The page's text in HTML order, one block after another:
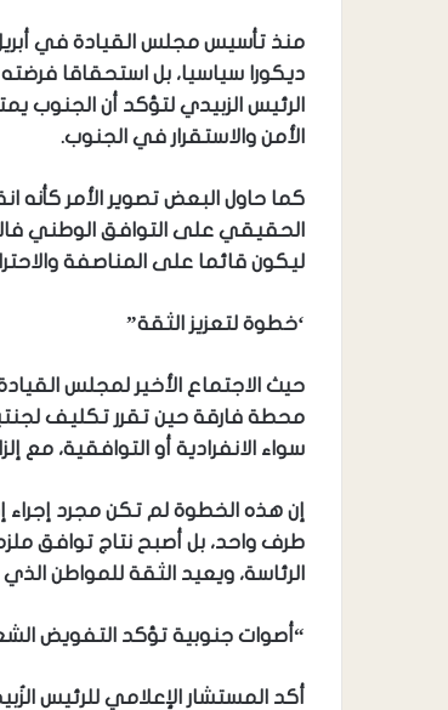
ديكورا سياسيا، بل استحقاقا
الرئيس الزبيدي لتؤكد أن الجنوب
الأمن والاستقرار في الجنوب.
كما حاول البعض تصوير الأمر كأنه
الحقيقي على التوافق الوطني
ليكون قائما على المناصفة
‘خطوة لتعزيز الثقة”
محطة فارقة حين تقرر تكليف
سواء الانفرادية أو التوافقية، مع
إن هذه الخطوة لم تكن مجرد
طرف واحد، بل أصبح نتاج توافق
الرئاسة، ويعيد الثقة للمواطن
“أصوات جنوبية تؤكد التفويض
أكد المستشار الإعلامي للرئيس